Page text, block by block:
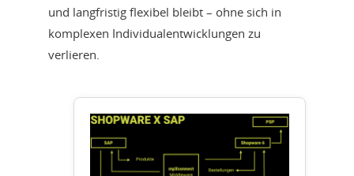
und langfristig flexibel bleibt – ohne sich in
komplexen Individualentwicklungen zu
verlieren.